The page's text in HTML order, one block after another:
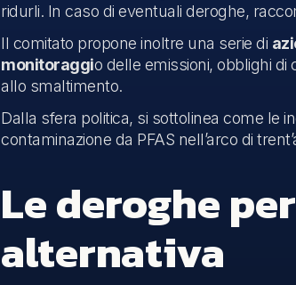
ridurli. In caso di eventuali deroghe,
Il comitato propone inoltre una serie di
monitoraggio delle emissioni, obblighi
allo smaltimento.
Dalla sfera politica, si sottolinea come le
contaminazione da PFAS nell’arco di
Le deroghe
alternativa